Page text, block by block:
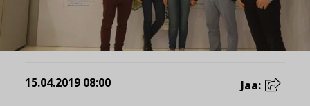
15.04.2019 08:00 Jaa: